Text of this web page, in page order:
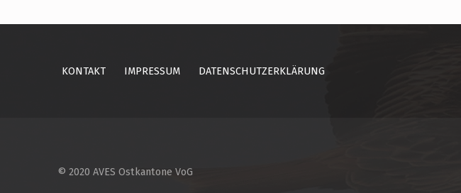
KONTAKT IMPRESSUM DATENSCHUTZERKLÄRUNG
© 2020 AVES Ostkantone VoG